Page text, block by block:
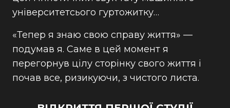
університетсього гуртожитку…
«Тепер я знаю свою справу життя» —
подумав я. Саме в цей момент я
перегорнув цілу сторінку свого життя і
почав все, ризикуючи, з чистого листа.